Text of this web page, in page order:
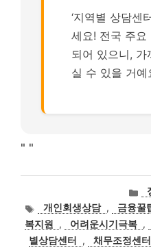
‘지역별 상담센
세요! 전국 주요
되어 있으니,
실 수 있을 거예
" "
카
테
고
리
태
그
개인회생상담 , 금융꿀
복지원
, 어려운시기극복 ,
별상담센터
, 채무조정센